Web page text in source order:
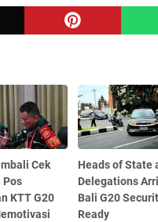
Cek
Pos
KTT G20
Heads of State
Delegations
Bali G20
Ready